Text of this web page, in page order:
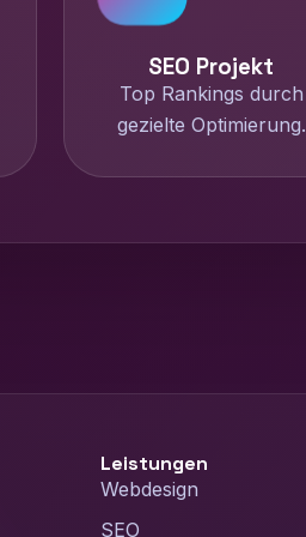
SEO Projekt
Top Rankings durch
gezielte Optimierung.
Leistungen
Webdesign
SEO